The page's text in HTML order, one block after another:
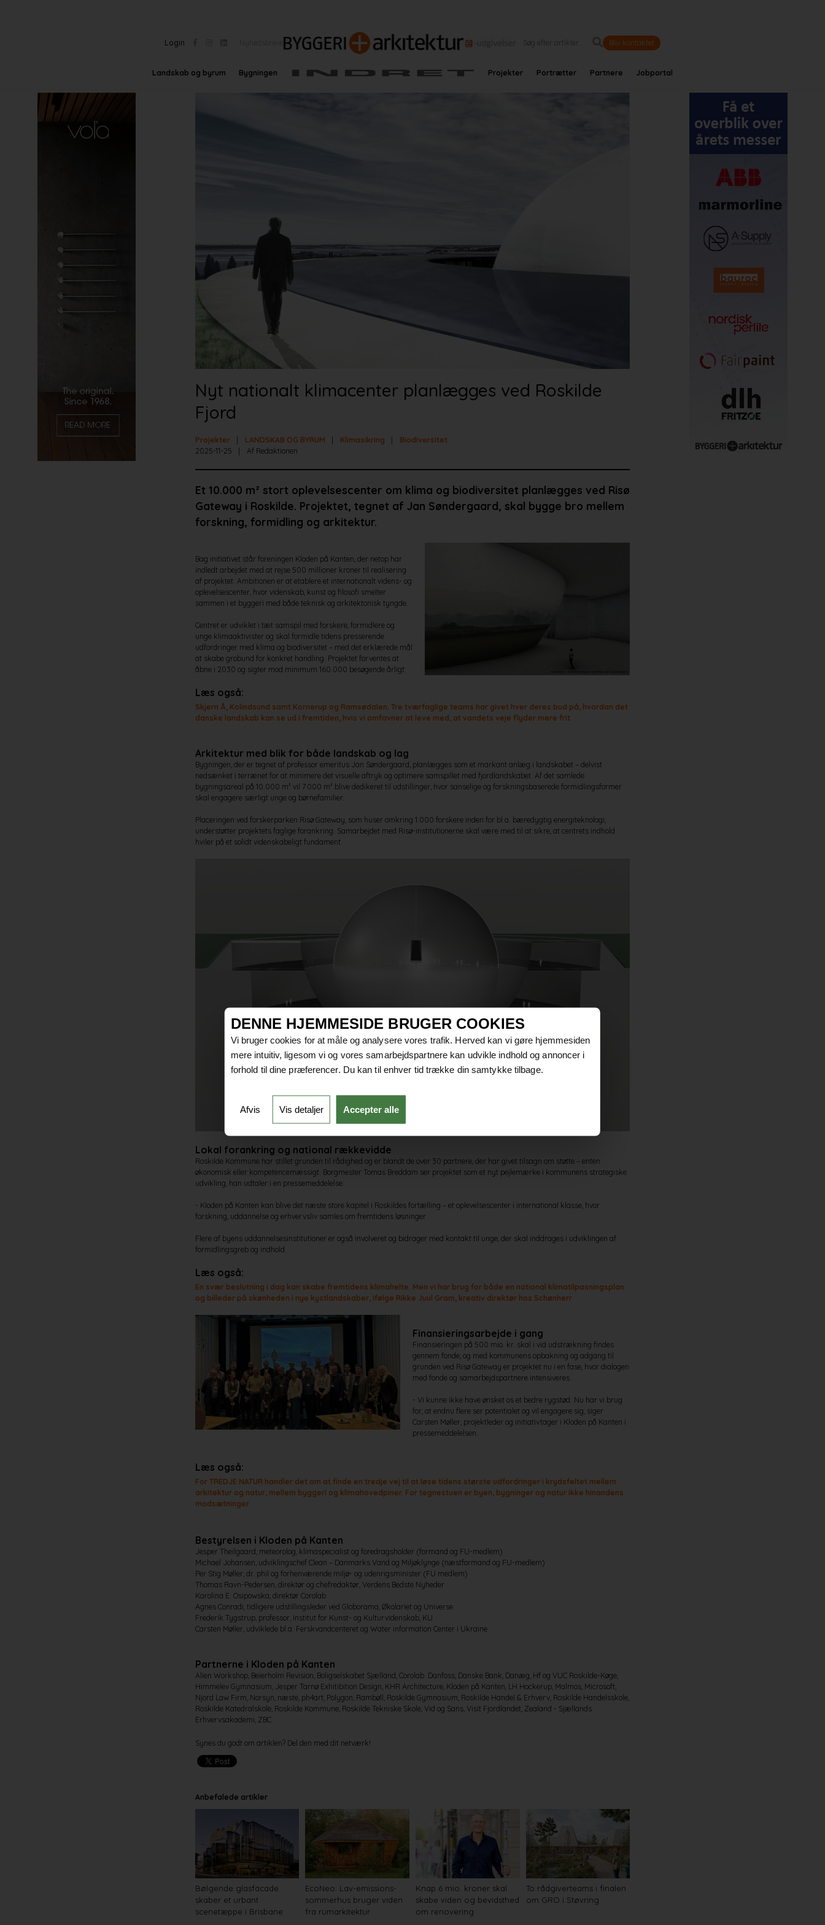
Login Bliv kontaktet
Landskab og byrum Bygningen Projekter Portrætter Partnere Jobportal
Nyt nationalt klimacenter planlægges ved Roskilde
Fjord
Projekter LANDSKAB OG BYRUM Klimasikring
Biodiversitet
2025-11-25
Af Redaktionen
Et 10.000 m² stort oplevelsescenter om klima og biodiversitet planlægges ved Risø
Gateway i Roskilde. Projektet, tegnet af Jan Søndergaard, skal bygge bro mellem
forskning, formidling og arkitektur.
Bag initiativet står foreningen Kloden på Kanten, der netop har
indledt arbejdet med at rejse 500 millioner kroner til realisering
af projektet. Ambitionen er at etablere et internationalt videns- og
oplevelsescenter, hvor videnskab, kunst og filosofi smelter
sammen i et byggeri med både teknisk og arkitektonisk tyngde.
Centret er udviklet i tæt samspil med forskere, formidlere og
unge klimaaktivister og skal formidle tidens presserende
udfordringer med klima og biodiversitet – med det erklærede mål
at skabe grobund for konkret handling. Projektet forventes at
åbne i 2030 og sigter mod minimum 160.000 besøgende årligt.
Læs også:
Skjern Å, Kolindsund samt Kornerup og Ramsødalen. Tre tværfaglige teams har givet hver deres bud på, hvordan det
danske landskab kan se ud i fremtiden, hvis vi omfavner at leve med, at vandets veje flyder mere frit
Arkitektur med blik for både landskab og lag
Bygningen, der er tegnet af professor emeritus Jan Søndergaard, planlægges som et markant anlæg i landskabet – delvist
nedsænket i terrænet for at minimere det visuelle aftryk og optimere samspillet med fjordlandskabet. Af det samlede
bygningsareal på 10.000 m² vil 7.000 m² blive dedikeret til udstillinger, hvor sanselige og forskningsbaserede formidlingsformer
skal engagere særligt unge og børnefamilier.
Placeringen ved forskerparken Risø Gateway, som huser omkring 1.000 forskere inden for bl.a. bæredygtig energiteknologi,
understøtter projektets faglige forankring. Samarbejdet med Risø-institutionerne skal være med til at sikre, at centrets indhold
hviler på et solidt videnskabeligt fundament.
Lokal forankring og national rækkevidde
Roskilde Kommune har stillet grunden til rådighed og er blandt de over 30 partnere, der har givet tilsagn om støtte – enten
økonomisk eller kompetencemæssigt. Borgmester Tomas Breddam ser projektet som et nyt pejlemærke i kommunens strategiske
udvikling, han udtaler i en pressemeddelelse:
- Kloden på Kanten kan blive det næste store kapitel i Roskildes fortælling – et oplevelsescenter i international klasse, hvor
forskning, uddannelse og erhvervsliv samles om fremtidens løsninger.
Flere af byens uddannelsesinstitutioner er også involveret og bidrager med kontakt til unge, der skal inddrages i udviklingen af
formidlingsgreb og indhold.
Læs også:
En svær beslutning i dag kan skabe fremtidens klimahelte. Men vi har brug for både en national klimatilpasningsplan
og billeder på skønheden i nye kystlandskaber, ifølge Rikke Juul Gram, kreativ direktør hos Schønherr
Finansieringsarbejde i gang
Finansieringen på 500 mio. kr. skal i vid udstrækning findes
gennem fonde, og med kommunens opbakning og adgang til
grunden ved Risø Gateway er projektet nu i en fase, hvor dialogen
med fonde og samarbejdspartnere intensiveres.
- Vi kunne ikke have ønsket os et bedre rygstød. Nu har vi brug
for, at endnu flere ser potentialet og vil engagere sig, siger
Carsten Møller, projektleder og initiativtager i Kloden på Kanten i
pressemeddelelsen.
Læs også:
For TREDJE NATUR handler det om at finde en tredje vej til at løse tidens største udfordringer i krydsfeltet mellem
arkitektur og natur, mellem byggeri og klimahovedpiner. For tegnestuen er byen, bygninger og natur ikke hinandens
modsætninger
Bestyrelsen i Kloden på Kanten
Jesper Theilgaard, meteorolog, klimaspecialist og foredragsholder (formand og FU-medlem)
Michael Johansen, udviklingschef Clean – Danmarks Vand og Miljøklynge (næstformand og FU-medlem)
Per Stig Møller, dr. phil og forhenværende miljø- og udenrigsminister (FU medlem)
Thomas Ravn-Pedersen, direktør og chefredaktør, Verdens Bedste Nyheder
Karolina E. Osipowska, direktør Corolab
Agnes Conradi, tidligere udstillingsleder ved Globorama, Økolariet og Universe
Frederik Tygstrup, professor, Institut for Kunst- og Kulturvidenskab, KU
Carsten Møller, udviklede bl.a. Ferskvandcenteret og Water information Center i Ukraine
Partnerne i Kloden på Kanten
Alien Workshop, Beierholm Revision, Boligselskabet Sjælland, Corolab. Danfoss, Danske Bank, Danæg, Hf og VUC Roskilde-Køge,
Himmelev Gymnasium, Jesper Tarnø Exhitibition Design, KHR Architecture, Kloden på Kanten, LH Hockerup, Malmos, Microsoft,
Njord Law Firm, Norsyn, næste, ph4art, Polygon, Rambøll, Roskilde Gymnasium, Roskilde Handel & Erhverv, Roskilde Handelsskole,
Roskilde Katedralskole, Roskilde Kommune, Roskilde Tekniske Skole, Vid og Sans, Visit Fjordlandet, Zealand - Sjællands
Erhvervsakademi, ZBC.
Synes du godt om artiklen? Del den med dit netværk!
Anbefalede artikler
Bølgende glasfacade
skaber et urbant
scenetæppe i Brisbane
EcoNeo: Lav-emissions-
sommerhus bruger viden
fra rumarkitektur
Knap 6 mio. kroner skal
skabe viden og bevidsthed
om renovering
To rådgiverteams i finalen
om GRO i Støvring
DENNE HJEMMESIDE BRUGER COOKIES
Vi bruger cookies for at måle og analysere vores trafik. Herved kan vi gøre hjemmesiden
mere intuitiv, ligesom vi og vores samarbejdspartnere kan udvikle indhold og annoncer i
forhold til dine præferencer. Du kan til enhver tid trække din samtykke tilbage.
Afvis Vis detaljer Accepter alle